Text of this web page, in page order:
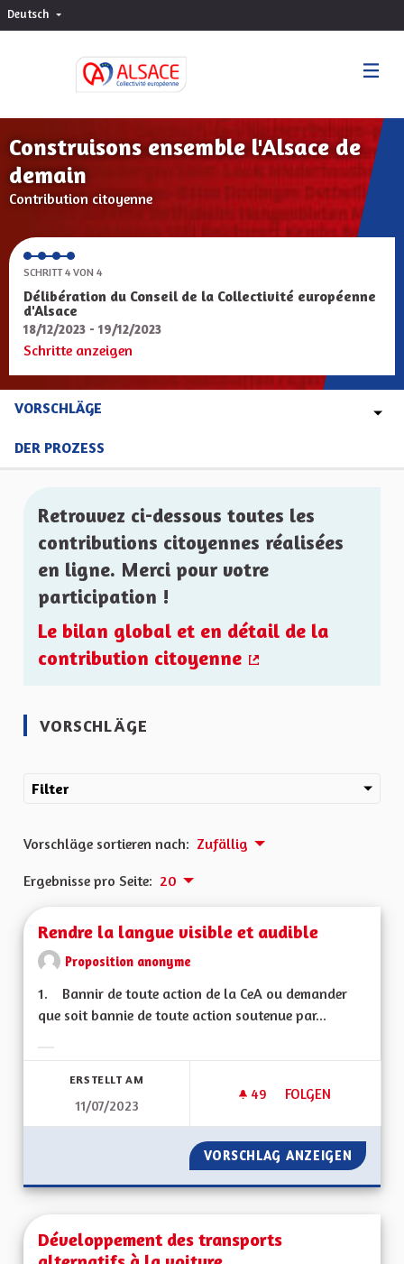
Deutsch Choisir la langue
Construisons ensemble l'Alsace de
demain
Contribution citoyenne
SCHRITT 4 VON 4
Délibération du Conseil de la Collectivité européenne
d'Alsace
18/12/2023 - 19/12/2023
Schritte anzeigen
VORSCHLÄGE
DER PROZESS
Retrouvez ci-dessous toutes les
contributions citoyennes réalisées
en ligne. Merci pour votre
participation !
Le bilan global et en détail de la
contribution citoyenne
VORSCHLÄGE
Filter
Vorschläge sortieren nach: Zufällig
Ergebnisse pro Seite: 20
Rendre la langue visible et audible
Proposition anonyme
1. Bannir de toute action de la CeA ou demander
que soit bannie de toute action soutenue par...
ERSTELLT AM
11/07/2023
49 49 FOLLOWER
FOLGEN
RENDRE LA
VORSCHLAG ANZEIGEN
Développement des transports